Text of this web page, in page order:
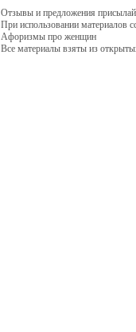
Отзывы и предложения
При использовании материалов
Афоризмы про женщин
Все материалы взяты из